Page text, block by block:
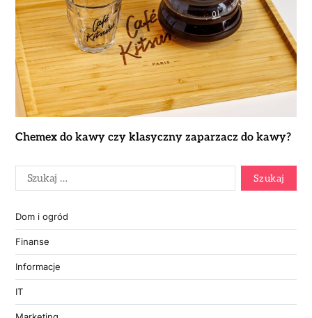
Chemex do kawy czy klasyczny zaparzacz do kawy?
Dom i ogród
Finanse
Informacje
IT